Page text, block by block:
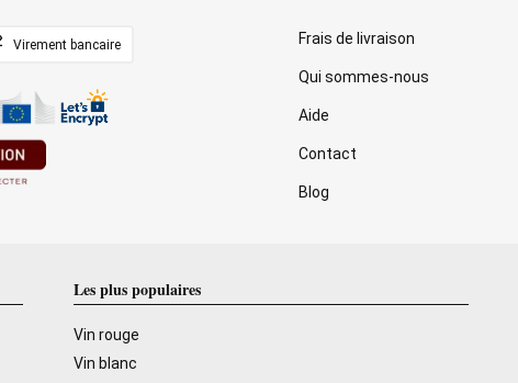
Virement bancaire Frais de livraison
Qui sommes-nous
Aide
Contact
Blog
Les plus populaires
Vin rouge
Vin blanc